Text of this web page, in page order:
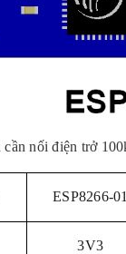
nối điện trở
ESP8266-01
3V3